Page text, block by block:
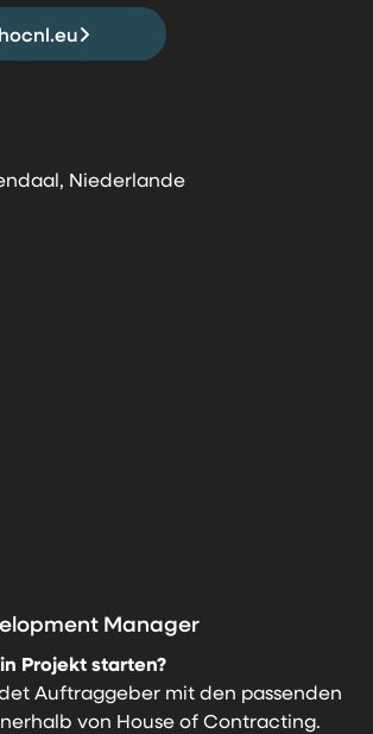
Niederlande
Manager
Projekt starten?
Auftraggeber mit den passenden
von House of Contracting.